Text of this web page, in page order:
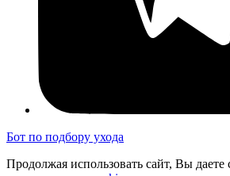
Бот по подбору ухода
Продолжая использовать сайт, Вы даете